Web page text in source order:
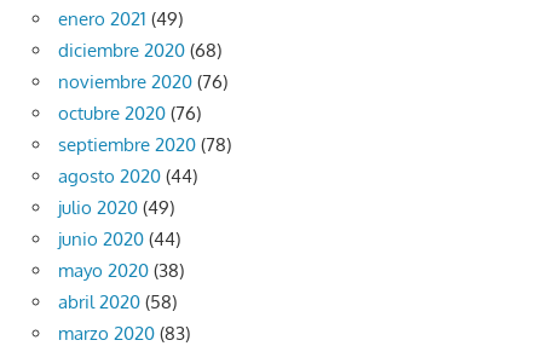
enero 2021 (49)
diciembre 2020 (68)
noviembre 2020 (76)
octubre 2020 (76)
septiembre 2020 (78)
agosto 2020 (44)
julio 2020 (49)
junio 2020 (44)
mayo 2020 (38)
abril 2020 (58)
marzo 2020 (83)